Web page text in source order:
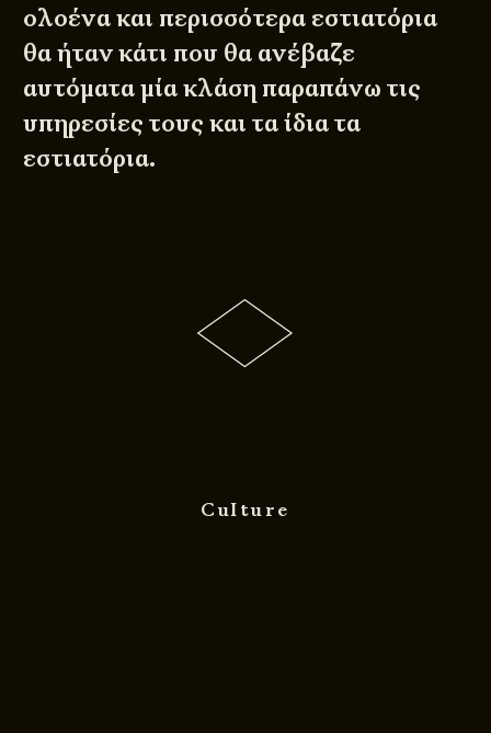
ολοένα και περισσότερα εστιατόρια
θα ήταν κάτι που θα ανέβαζε
αυτόματα μία κλάση παραπάνω τις
υπηρεσίες τους και τα ίδια τα
εστιατόρια.
Culture